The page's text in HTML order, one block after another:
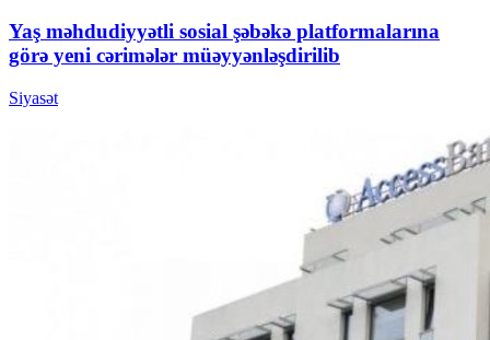
Yaş məhdudiyyətli sosial şəbəkə platformalarına
görə yeni cərimələr müəyyənləşdirilib
Siyasət